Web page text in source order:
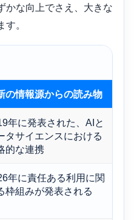
かな向上でさえ、大きな
。
の情報源からの読み物
年に発表された、AIと
タサイエンスにおける
的な連携
年に責任ある利用に関
枠組みが発表される